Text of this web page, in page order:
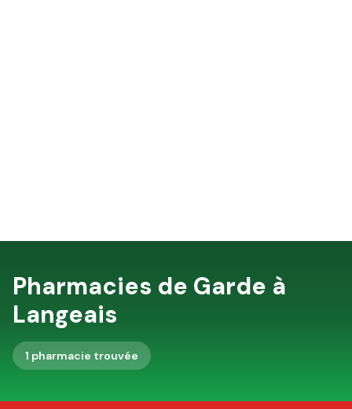
Pharmacies de Garde à
Langeais
1 pharmacie trouvée